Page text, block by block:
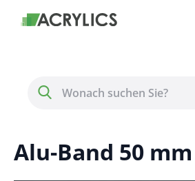
Alu-Band 50